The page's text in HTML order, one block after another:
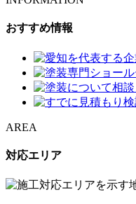
おすすめ情報
AREA
対応エリア